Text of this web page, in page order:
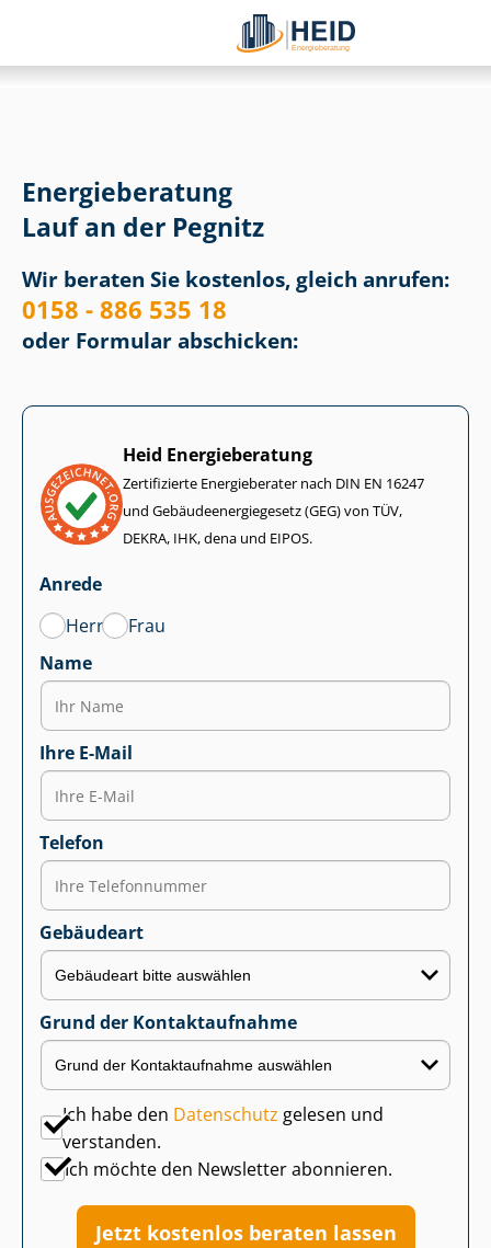
Energieberatung
Lauf an der Pegnitz
Wir beraten Sie kostenlos, gleich anrufen:
0158 - 886 535 18
oder Formular abschicken:
Heid Energieberatung
Zertifizierte Energieberater nach DIN EN 16247
und Ge­bäu­de­en­er­gie­ge­setz (GEG) von TÜV,
DEKRA, IHK, dena und EIPOS.
Anrede
Herr
Frau
Name
Ihre E-Mail
Telefon
Gebäudeart
Grund der Kontaktaufnahme
Ich habe den Datenschutz gelesen und
verstanden.
Ich möchte den Newsletter abonnieren.
Jetzt kostenlos beraten lassen